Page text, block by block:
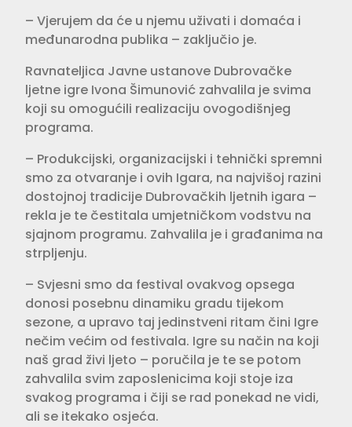
– Vjerujem da će u njemu uživati i domaća i
međunarodna publika – zaključio je.
Ravnateljica Javne ustanove Dubrovačke
ljetne igre Ivona Šimunović zahvalila je svima
koji su omogućili realizaciju ovogodišnjeg
programa.
– Produkcijski, organizacijski i tehnički spremni
smo za otvaranje i ovih Igara, na najvišoj razini
dostojnoj tradicije Dubrovačkih ljetnih igara –
rekla je te čestitala umjetničkom vodstvu na
sjajnom programu. Zahvalila je i građanima na
strpljenju.
– Svjesni smo da festival ovakvog opsega
donosi posebnu dinamiku gradu tijekom
sezone, a upravo taj jedinstveni ritam čini Igre
nečim većim od festivala. Igre su način na koji
naš grad živi ljeto – poručila je te se potom
zahvalila svim zaposlenicima koji stoje iza
svakog programa i čiji se rad ponekad ne vidi,
ali se itekako osjeća.